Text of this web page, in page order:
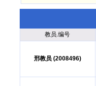
教员.编号
邢教员 (2008496)